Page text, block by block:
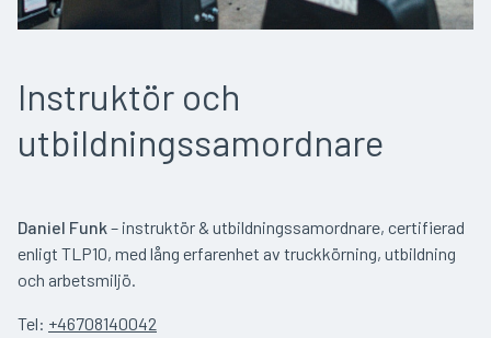
Instruktör och
utbildningssamordnare
Daniel Funk – instruktör & utbildningssamordnare, certifierad
enligt TLP10, med lång erfarenhet av truckkörning, utbildning
och arbetsmiljö.
Tel: +46708140042